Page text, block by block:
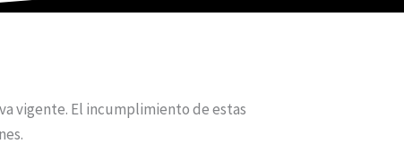
vigente. El incumplimiento de estas